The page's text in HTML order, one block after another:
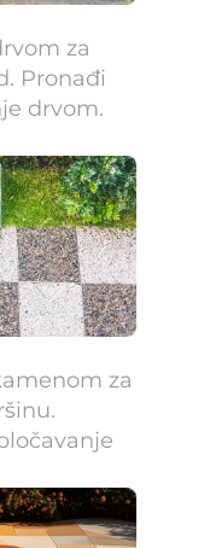
za
Pronađi
drvom.
za